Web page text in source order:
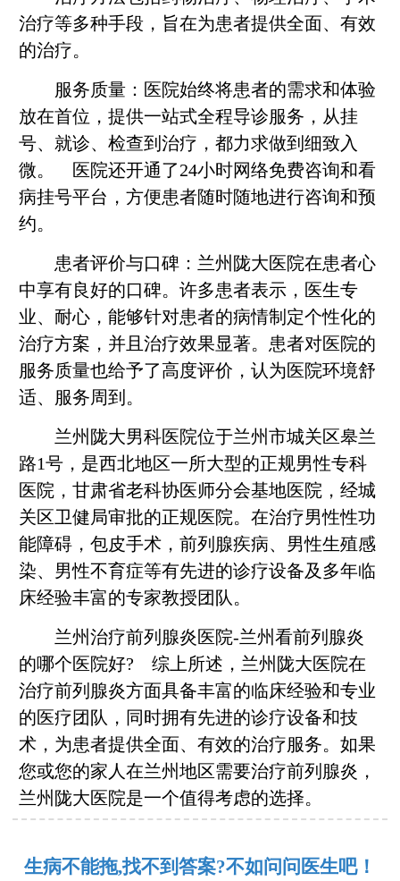
治疗等多种手段，旨在为患者提供全面、有效
的治疗。
服务质量：医院始终将患者的需求和体验
放在首位，提供一站式全程导诊服务，从挂
号、就诊、检查到治疗，都力求做到细致入
微。 医院还开通了24小时网络免费咨询和看
病挂号平台，方便患者随时随地进行咨询和预
约。
患者评价与口碑：兰州陇大医院在患者心
中享有良好的口碑。许多患者表示，医生专
业、耐心，能够针对患者的病情制定个性化的
治疗方案，并且治疗效果显著。患者对医院的
服务质量也给予了高度评价，认为医院环境舒
适、服务周到。
兰州陇大男科医院位于兰州市城关区皋兰
路1号，是西北地区一所大型的正规男性专科
医院，甘肃省老科协医师分会基地医院，经城
关区卫健局审批的正规医院。在治疗男性性功
能障碍，包皮手术，前列腺疾病、男性生殖感
染、男性不育症等有先进的诊疗设备及多年临
床经验丰富的专家教授团队。
兰州治疗前列腺炎医院-兰州看前列腺炎
的哪个医院好? 综上所述，兰州陇大医院在
治疗前列腺炎方面具备丰富的临床经验和专业
的医疗团队，同时拥有先进的诊疗设备和技
术，为患者提供全面、有效的治疗服务。如果
您或您的家人在兰州地区需要治疗前列腺炎，
兰州陇大医院是一个值得考虑的选择。
生病不能拖,找不到答案?不如问问医生吧！